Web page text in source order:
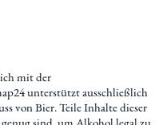
mit der
unterstützt ausschließlich
von Bier. Teile Inhalte dieser